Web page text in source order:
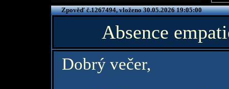
Zpověď č.1267494, vloženo 30.05.2026 19:05:00
Absence
Dobrý večer,